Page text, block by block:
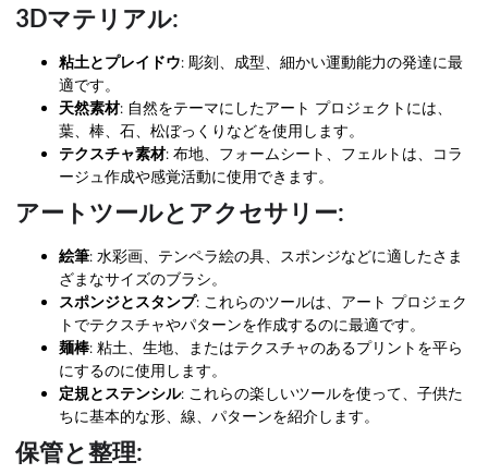
3Dマテリアル:
粘土とプレイドウ: 彫刻、成型、細かい運動能力の発達に最
適です。
天然素材: 自然をテーマにしたアート プロジェクトには、
葉、棒、石、松ぼっくりなどを使用します。
テクスチャ素材: 布地、フォームシート、フェルトは、コラ
ージュ作成や感覚活動に使用できます。
アートツールとアクセサリー:
絵筆: 水彩画、テンペラ絵の具、スポンジなどに適したさま
ざまなサイズのブラシ。
スポンジとスタンプ: これらのツールは、アート プロジェク
トでテクスチャやパターンを作成するのに最適です。
麺棒: 粘土、生地、またはテクスチャのあるプリントを平ら
にするのに使用します。
定規とステンシル: これらの楽しいツールを使って、子供た
ちに基本的な形、線、パターンを紹介します。
保管と整理: